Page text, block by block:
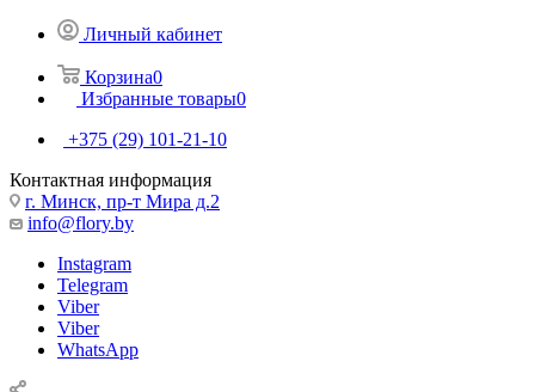
Личный кабинет
Корзина0
Избранные товары0
+375 (29) 101-21-10
Контактная информация
г. Минск, пр-т Мира д.2
info@flory.by
Instagram
Telegram
Viber
Viber
WhatsApp